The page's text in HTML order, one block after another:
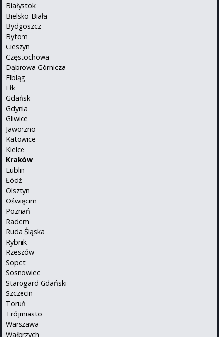
Białystok
Bielsko-Biała
Bydgoszcz
Bytom
Cieszyn
Częstochowa
Dąbrowa Górnicza
Elbląg
Ełk
Gdańsk
Gdynia
Gliwice
Jaworzno
Katowice
Kielce
Kraków
Lublin
Łódź
Olsztyn
Oświęcim
Poznań
Radom
Ruda Śląska
Rybnik
Rzeszów
Sopot
Sosnowiec
Starogard Gdański
Szczecin
Toruń
Trójmiasto
Warszawa
Wałbrzych